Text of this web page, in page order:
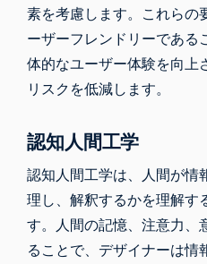
素を考慮します。これらの
ーザーフレンドリーである
体的なユーザー体験を向上
リスクを低減します。
認知人間工学
認知人間工学は、人間が情
理し、解釈するかを理解す
す。人間の記憶、注意力、
ることで、デザイナーは情